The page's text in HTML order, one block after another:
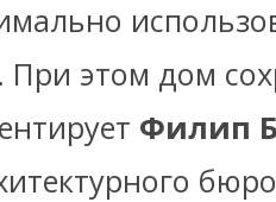
При этом дом
Филип